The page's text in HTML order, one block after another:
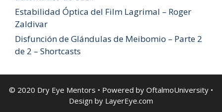
Estabilidad Óptica del Film Lagrimal – Roger
Zaldivar
Disfunción de Glándulas de Meibomio – Parte 2
de 2 – Shortcasts
© 2020 Dry Eye Mentors • Powered by OftalmoUniversity •
Design by LayerEye.com